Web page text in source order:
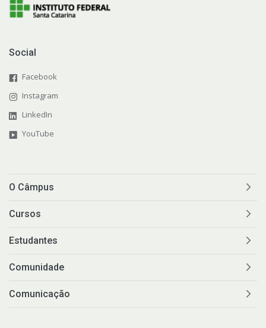
Social
Facebook
Instagram
LinkedIn
YouTube
O Câmpus
Cursos
Estudantes
Comunidade
Comunicação